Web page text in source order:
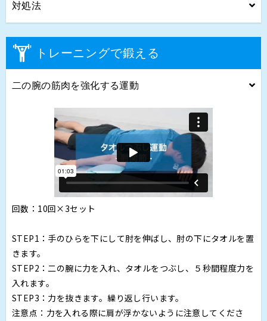
対処法
トレーニングで鍛える
二の腕の筋肉を強化する運動
回数：10回×3セット
STEP1：手のひらを下にして肘を伸ばし、肘の下にタオルを置
きます。
STEP2：二の腕に力を入れ、タオルをつぶし、５秒間程度力を
入れます。
STEP3：力を抜きます。繰り返し行います。
注意点：力を入れる際に肩が浮かないように注意してくださ